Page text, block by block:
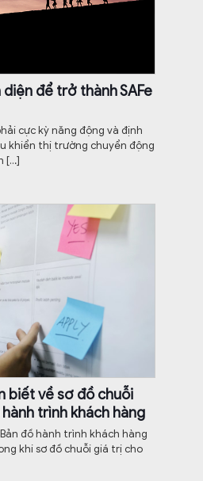
để trở thành SAFe
cực kỳ năng động và định
khiển thị trường chuyển động
[…]
biết về sơ đồ chuỗi
trình khách hàng
đồ hành trình khách hàng
khi sơ đồ chuỗi giá trị cho